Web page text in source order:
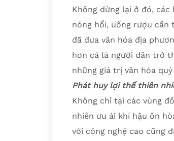
Không dừng lại ở đó,
nóng hổi, uống rượu cần
đã đưa văn hóa địa
hơn cả là người dân trở
những giá trị văn hóa
Phát huy lợi thế thiên
Không chỉ tại các vùng
nhiên ưu ái khí hậu ôn
với công nghệ cao cũng